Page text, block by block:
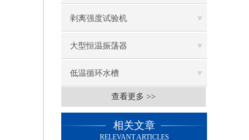
剥离强度试验机
大型恒温振荡器
低温循环水槽
低温振荡水槽
电热鼓风干燥箱
查看更多 >>
相关文章
RELEVANT ARTICLES